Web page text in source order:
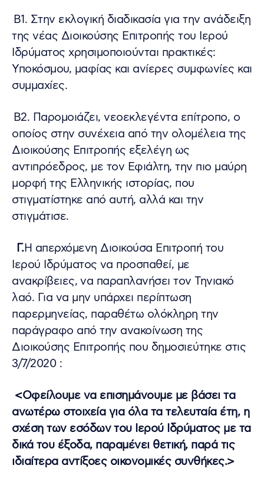
Β1. Στην εκλογική διαδικασία για την ανάδειξη
της νέας Διοικούσης Επιτροπής του Ιερού
Ιδρύματος χρησιμοποιούνται πρακτικές:
Υποκόσμου, μαφίας και ανίερες συμφωνίες και
συμμαχίες.
Β2. Παρομοιάζει, νεοεκλεγέντα επίτροπο, ο
οποίος στην συνέχεια από την ολομέλεια της
Διοικούσης Επιτροπής εξελέγη ως
αντιπρόεδρος, με τον Εφιάλτη, την πιο μαύρη
μορφή της Ελληνικής ιστορίας, που
στιγματίστηκε από αυτή, αλλά και την
στιγμάτισε.
Γ.Η απερχόμενη Διοικούσα Επιτροπή του
Ιερού Ιδρύματος να προσπαθεί, με
ανακρίβειες, να παραπλανήσει τον Τηνιακό
λαό. Για να μην υπάρχει περίπτωση
παρερμηνείας, παραθέτω ολόκληρη την
παράγραφο από την ανακοίνωση της
Διοικούσης Επιτροπής που δημοσιεύτηκε στις
3/7/2020 :
<Οφείλουμε να επισημάνουμε με βάσει τα
ανωτέρω στοιχεία για όλα τα τελευταία έτη, η
σχέση των εσόδων του Ιερού Ιδρύματος με τα
δικά του έξοδα, παραμένει θετική, παρά τις
ιδιαίτερα αντίξοες οικονομικές συνθήκες.>